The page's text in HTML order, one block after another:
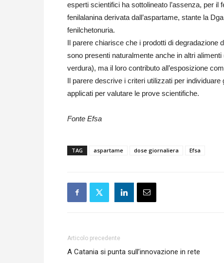
esperti scientifici ha sottolineato l’assenza, per il
fenilalanina derivata dall’aspartame, stante la
fenilchetonuria.
Il parere chiarisce che i prodotti di degradazione
sono presenti naturalmente anche in altri
verdura), ma il loro contributo all’esposizione
Il parere descrive i criteri utilizzati per
applicati per valutare le prove scientifiche.
Fonte Efsa
TAG aspartame dose giornaliera Efsa
Articolo precedente
A Catania si punta sull’innovazione in rete